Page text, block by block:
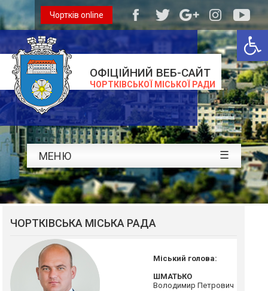
ОФІЦІЙНИЙ ВЕБ-САЙТ
ЧОРТКІВСЬКОЇ МІСЬКОЇ РАДИ
Чортків online
МЕНЮ ☰
ЧОРТКІВСЬКА МІСЬКА РАДА
Міський голова:
ШМАТЬКО
Володимир Петрович